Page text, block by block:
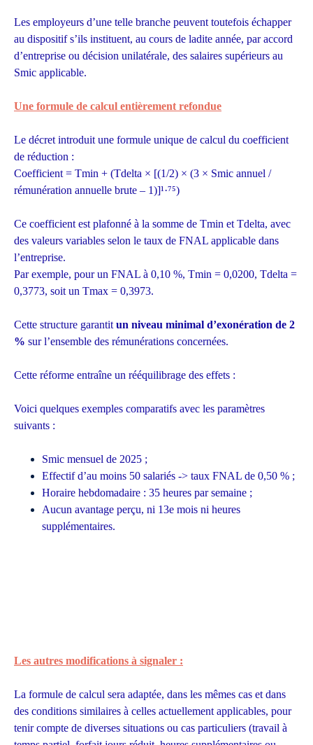
Les employeurs d’une telle branche peuvent toutefois échapper
au dispositif s’ils instituent, au cours de ladite année, par accord
d’entreprise ou décision unilatérale, des salaires supérieurs au
Smic applicable.
Une formule de calcul entièrement refondue
Le décret introduit une formule unique de calcul du coefficient
de réduction :
Coefficient = Tmin + (Tdelta × [(1/2) × (3 × Smic annuel /
rémunération annuelle brute – 1)]¹·⁷⁵)
Ce coefficient est plafonné à la somme de Tmin et Tdelta, avec
des valeurs variables selon le taux de FNAL applicable dans
l’entreprise.
Par exemple, pour un FNAL à 0,10 %, Tmin = 0,0200, Tdelta =
0,3773, soit un Tmax = 0,3973.
Cette structure garantit un niveau minimal d’exonération de 2
% sur l’ensemble des rémunérations concernées.
Cette réforme entraîne un rééquilibrage des effets :
Voici quelques exemples comparatifs avec les paramètres
suivants :
Smic mensuel de 2025 ;
Effectif d’au moins 50 salariés -> taux FNAL de 0,50 % ;
Horaire hebdomadaire : 35 heures par semaine ;
Aucun avantage perçu, ni 13e mois ni heures
supplémentaires.
Les autres modifications à signaler :
La formule de calcul sera adaptée, dans les mêmes cas et dans
des conditions similaires à celles actuellement applicables, pour
tenir compte de diverses situations ou cas particuliers (travail à